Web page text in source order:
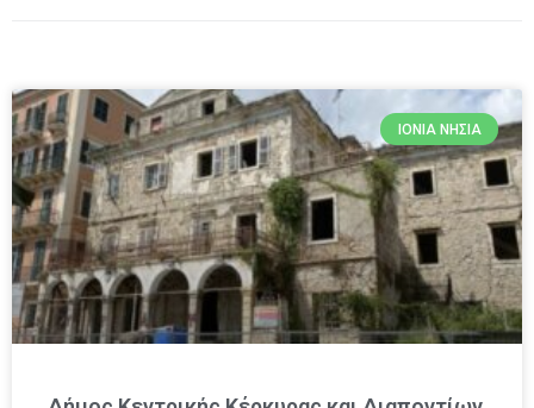
ΙΌΝΙΑ ΝΗΣΙΆ